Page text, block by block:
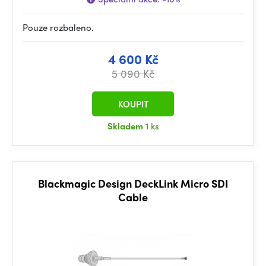
Pouze rozbaleno.
4 600 Kč
5 090 Kč
Skladem1 ks
KOUPIT
Blackmagic Design DeckLink Micro SDI
Cable